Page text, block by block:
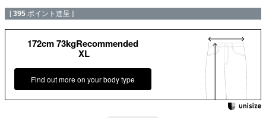
[ 395 ポイント進呈 ]
172cm 73kgRecommended
XL
Find out more on your body type